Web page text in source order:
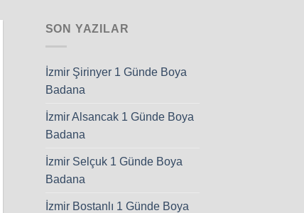
SON YAZILAR
İzmir Şirinyer 1 Günde Boya
Badana
İzmir Alsancak 1 Günde Boya
Badana
İzmir Selçuk 1 Günde Boya
Badana
İzmir Bostanlı 1 Günde Boya